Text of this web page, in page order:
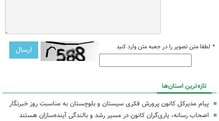
* لطفا متن تصویر را در جعبه متن وارد کنید
تازه‌ترین استان‌ها
پیام مدیرکل کانون پرورش فکری سیستان و بلوچستان به مناسبت روز خبرنگار
اصحاب رسانه، یاری‌گران کانون در مسیر رشد و بالندگی آینده‌سازان هستند